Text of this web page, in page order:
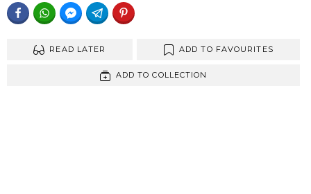
FACEBOOKWHATSAPPFACEBOOK MESSENGER
TELEGRAM
READ LATER ADD TO FAVOURITES
ADD TO COLLECTION